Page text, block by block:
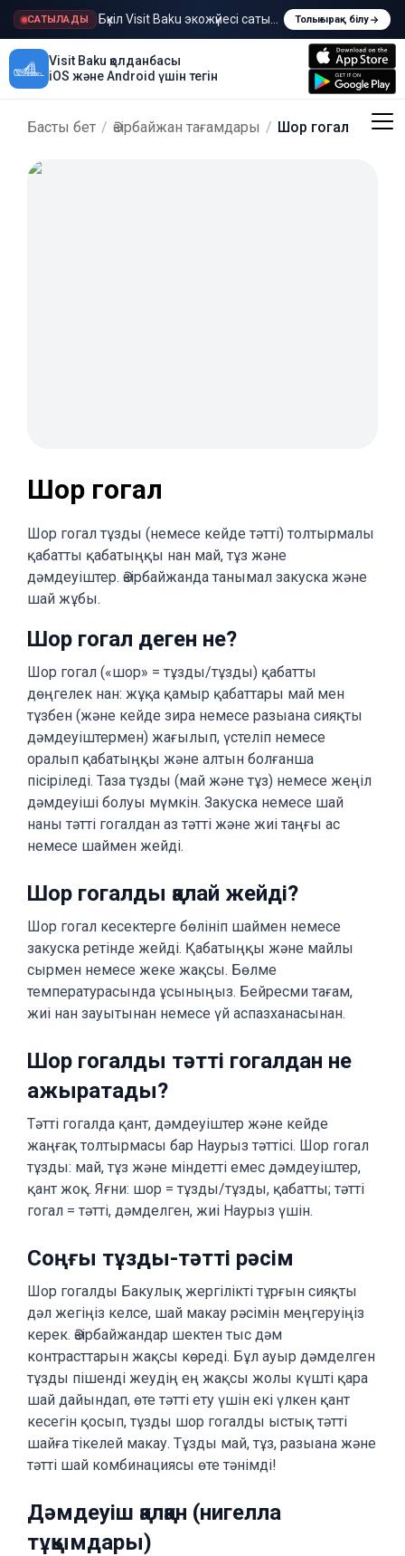
САТЫЛАДЫ Бүкіл Visit Baku экожүйесі сатыладыТолығырақ білу
Visit Baku қолданбасы
iOS және Android үшін тегін
Басты бет / Әзірбайжан тағамдары / Шор гогал
Шор гогал
Шор гогал тұзды (немесе кейде тәтті) толтырмалы
қабатты қабатыңқы нан май, тұз және
дәмдеуіштер. Әзірбайжанда танымал закуска және
шай жұбы.
Шор гогал деген не?
Шор гогал («шор» = тұзды/тұзды) қабатты
дөңгелек нан: жұқа қамыр қабаттары май мен
тұзбен (және кейде зира немесе разыана сияқты
дәмдеуіштермен) жағылып, үстеліп немесе
оралып қабатыңқы және алтын болғанша
пісіріледі. Таза тұзды (май және тұз) немесе жеңіл
дәмдеуіші болуы мүмкін. Закуска немесе шай
наны тәтті гогалдан аз тәтті және жиі таңғы ас
немесе шаймен жейді.
Шор гогалды қалай жейді?
Шор гогал кесектерге бөлініп шаймен немесе
закуска ретінде жейді. Қабатыңқы және майлы
сырмен немесе жеке жақсы. Бөлме
температурасында ұсыныңыз. Бейресми тағам,
жиі нан зауытынан немесе үй аспазханасынан.
Шор гогалды тәтті гогалдан не
ажыратады?
Тәтті гогалда қант, дәмдеуіштер және кейде
жаңғақ толтырмасы бар Наурыз тәттісі. Шор гогал
тұзды: май, тұз және міндетті емес дәмдеуіштер,
қант жоқ. Яғни: шор = тұзды/тұзды, қабатты; тәтті
гогал = тәтті, дәмделген, жиі Наурыз үшін.
Соңғы тұзды-тәтті рәсім
Шор гогалды Бакулық жергілікті тұрғын сияқты
дәл жегіңіз келсе, шай макау рәсімін меңгеруіңіз
керек. Әзірбайжандар шектен тыс дәм
контрасттарын жақсы көреді. Бұл ауыр дәмделген
тұзды пішенді жеудің ең жақсы жолы күшті қара
шай дайындап, өте тәтті ету үшін екі үлкен қант
кесегін қосып, тұзды шор гогалды ыстық тәтті
шайға тікелей макау. Тұзды май, тұз, разыана және
тәтті шай комбинациясы өте тәнімді!
Дәмдеуіш қалқан (нигелла
тұқымдары)